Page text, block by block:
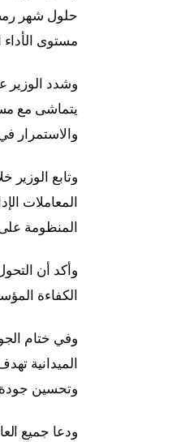
حلول شهر
مستوى الأداء
وشدد الوزير
والاستمرار
وتابع الوزير
المعاملات
المنظومة
وأكد أن
الكفاءة
وفي ختام
الميدانية
وتحسين
ودعا جميع